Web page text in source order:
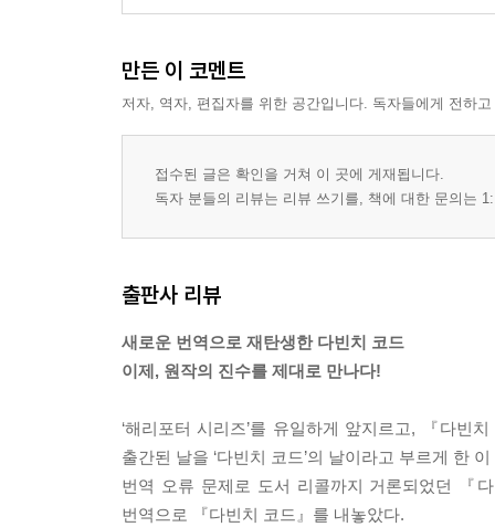
만든 이 코멘트
저자, 역자, 편집자를 위한 공간입니다. 독자들에게 전하
접수된 글은 확인을 거쳐 이 곳에 게재됩니다.
독자 분들의 리뷰는 리뷰 쓰기를, 책에 대한 문의는
출판사 리뷰
새로운 번역으로 재탄생한 다빈치 코드
이제, 원작의 진수를 제대로 만나다!
‘해리포터 시리즈’를 유일하게 앞지르고, 『다
출간된 날을 ‘다빈치 코드’의 날이라고 부르게 한
번역 오류 문제로 도서 리콜까지 거론되었던 『
번역으로 『다빈치 코드』를 내놓았다.